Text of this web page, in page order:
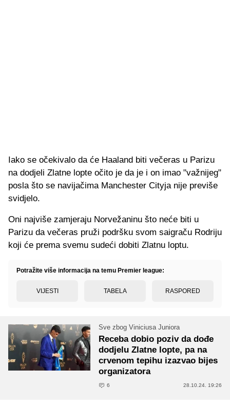
Iako se očekivalo da će Haaland biti večeras u Parizu
na dodjeli Zlatne lopte očito je da je i on imao "važnijeg"
posla što se navijačima Manchester Cityja nije previše
svidjelo.
Oni najviše zamjeraju Norvežaninu što neće biti u
Parizu da večeras pruži podršku svom saigraču Rodriju
koji će prema svemu sudeći dobiti Zlatnu loptu.
Potražite više informacija na temu Premier league:
VIJESTI TABELA RASPORED
Sve zbog Viniciusa Juniora
Receba dobio poziv da dođe
dodjelu Zlatne lopte, pa na
crvenom tepihu izazvao bijes
organizatora
6 28.10.24. 19:26